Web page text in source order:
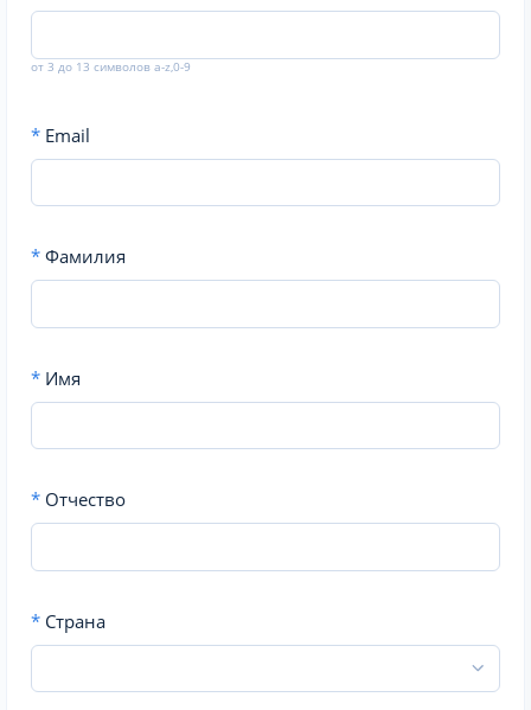
от 3 до 13 символов a-z,0-9
* Email
* Фамилия
* Имя
* Отчество
* Страна